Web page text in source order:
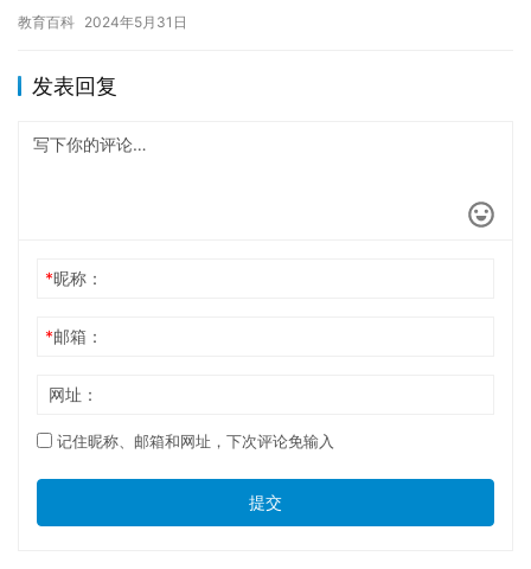
很多…
教育百科 2024年5月31日
发表回复
*昵称：
*邮箱：
网址：
记住昵称、邮箱和网址，下次评论免输入
提交